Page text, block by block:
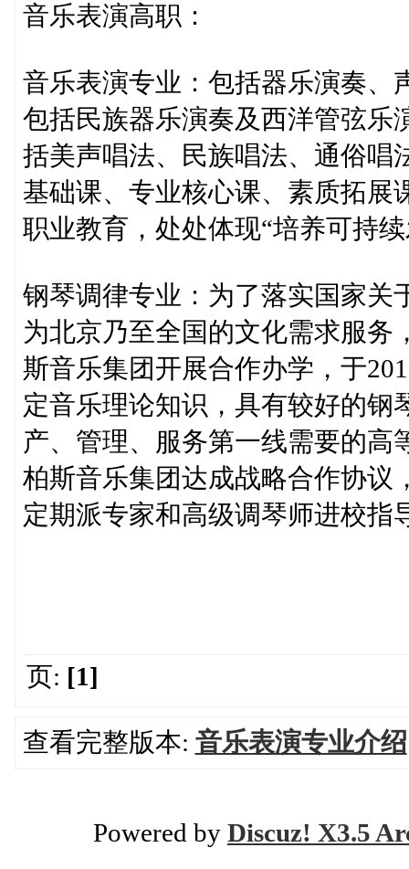
音乐表演高职：
音乐表演专业：包括器乐演奏、
包括民族器乐演奏及西洋管弦乐
括美声唱法、民族唱法、通俗唱
基础课、专业核心课、素质拓展
职业教育，处处体现“培养可持
钢琴调律专业：为了落实国家关
为北京乃至全国的文化需求服务
斯音乐集团开展合作办学，于
定音乐理论知识，具有较好的钢
产、管理、服务第一线需要的高
柏斯音乐集团达成战略合作协议
定期派专家和高级调琴师进校指
页: [1]
查看完整版本: 音乐表演专业介绍
Powered by Discuz! X3.5